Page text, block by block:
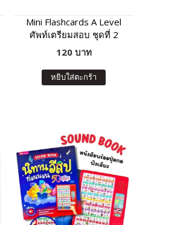
Mini Flashcards A Level
ศัพท์เตรียมสอบ ชุดที่ 2
120 บาท
หยิบใส่ตะกร้า